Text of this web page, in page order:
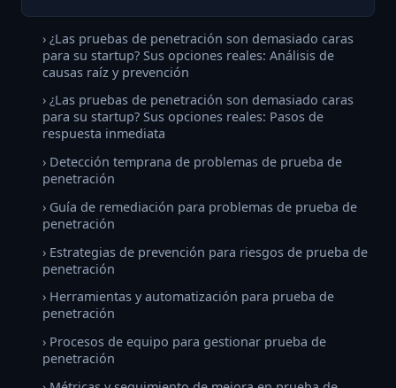
› ¿Las pruebas de penetración son demasiado caras
para su startup? Sus opciones reales: Análisis de
causas raíz y prevención
› ¿Las pruebas de penetración son demasiado caras
para su startup? Sus opciones reales: Pasos de
respuesta inmediata
› Detección temprana de problemas de prueba de
penetración
› Guía de remediación para problemas de prueba de
penetración
› Estrategias de prevención para riesgos de prueba de
penetración
› Herramientas y automatización para prueba de
penetración
› Procesos de equipo para gestionar prueba de
penetración